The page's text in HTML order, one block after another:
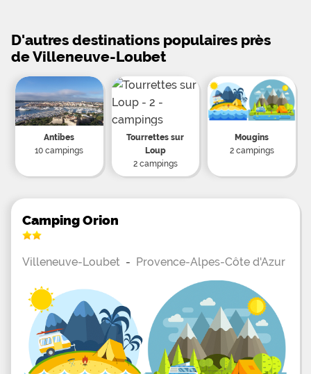
D'autres destinations populaires près
de Villeneuve-Loubet
Antibes
10 campings
Tourrettes sur
Loup
2 campings
Mougins
2 campings
Camping Orion
Villeneuve-Loubet - Provence-Alpes-Côte d'Azur